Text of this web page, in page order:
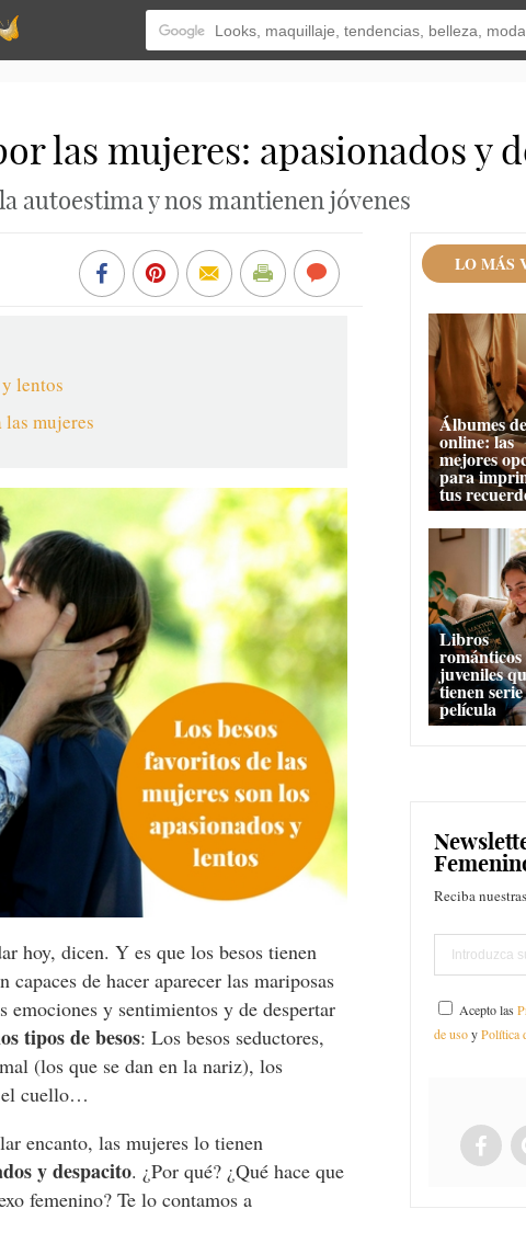
las mujeres: apasionados y
autoestima y nos mantienen jóvenes
lentos
las mujeres
hoy, dicen. Y es que los besos tienen
de hacer aparecer las mariposas
emociones y sentimientos y de despertar
tipos de besos: Los besos seductores,
(los que se dan en la nariz), los
el cuello…
encanto, las mujeres lo tienen
y despacito. ¿Por qué? ¿Qué hace que
femenino? Te lo contamos a
LO MÁS
Álbumes
online: las
mejores
para
tus
Libros
románticos
juveniles
tienen
película
Reciba
Acepto las
de usoyPolítica